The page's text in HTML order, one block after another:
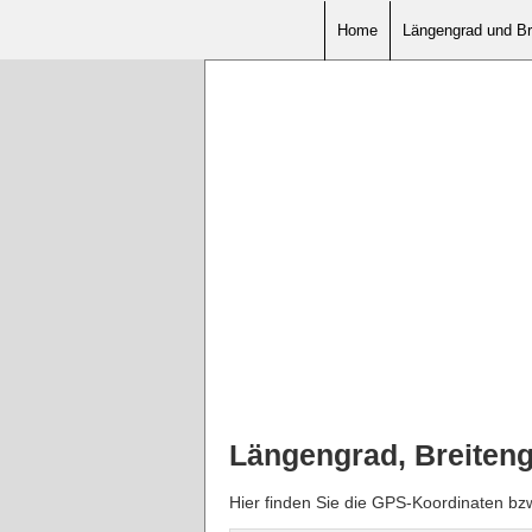
Home Längengrad und
Längengrad,
Hier finden Sie die GPS-Koordinaten